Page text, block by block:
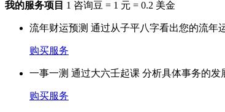
我的服务项目 1 咨询豆 = 1 元 = 0.2 美金
流年财运预测 通过从子平八字看出您的流年
购买服务
一事一测 通过大六壬起课 分析具体事务的发
购买服务